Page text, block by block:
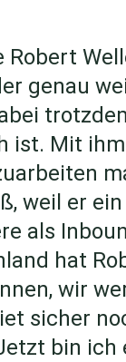
Robert
genau
ist. Mit ihm
weil er
als
hat
wir
sicher
bin ich